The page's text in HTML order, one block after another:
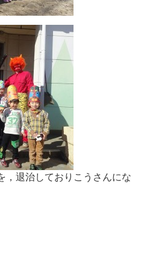
，退治しておりこうさんにな